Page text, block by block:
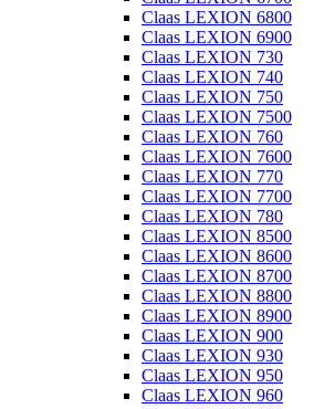
Claas LEXION 6800
Claas LEXION 6900
Claas LEXION 730
Claas LEXION 740
Claas LEXION 750
Claas LEXION 7500
Claas LEXION 760
Claas LEXION 7600
Claas LEXION 770
Claas LEXION 7700
Claas LEXION 780
Claas LEXION 8500
Claas LEXION 8600
Claas LEXION 8700
Claas LEXION 8800
Claas LEXION 8900
Claas LEXION 900
Claas LEXION 930
Claas LEXION 950
Claas LEXION 960